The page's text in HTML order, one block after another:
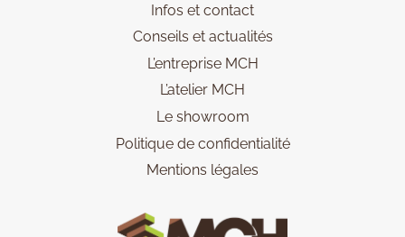
Infos et contact
Conseils et actualités
L’entreprise MCH
L’atelier MCH
Le showroom
Politique de confidentialité
Mentions légales